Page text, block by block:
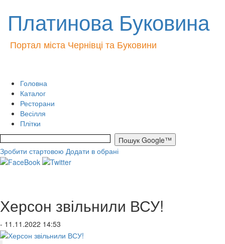
Платинова Буковина
Портал міста Чернівці та Буковини
Головна
Каталог
Ресторани
Весілля
Плітки
Зробити стартовою Додати в обрані
Херсон звільнили ВСУ!
- 11.11.2022 14:53